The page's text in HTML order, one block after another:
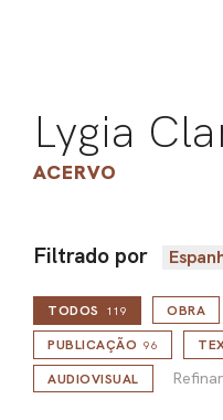
Lygia
ACERVO
Filtrado por
TODOS 119
Refinar busca
OBRA
PUBLICAÇÃO 96
AUDIOVISUAL